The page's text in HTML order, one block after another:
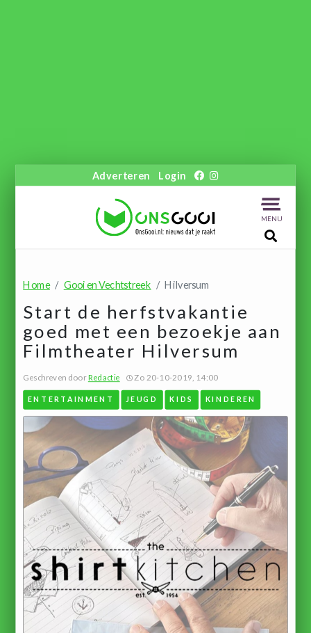
Adverteren Login
MENU
Home Gooi en Vechtstreek Hilversum
Start de herfstvakantie
goed met een bezoekje aan
Filmtheater Hilversum
Geschreven doorRedactie Zo 20-10-2019, 14:00
ENTERTAINMENT JEUGD KIDS KINDEREN